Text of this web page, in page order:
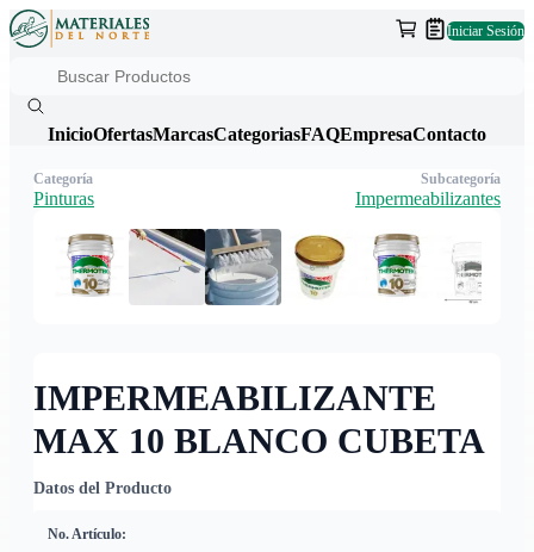
Iniciar Sesión
InicioOfertasMarcasCategoriasFAQEmpresaContacto
IMPERMEABILIZANTE
MAX 10 BLANCO CUBETA
Datos del Producto
No. Artículo:
Categoría
Pinturas
Subcategoría
Impermeabilizantes